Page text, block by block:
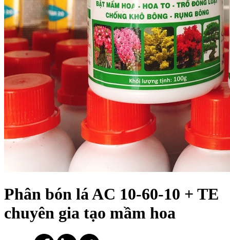
Phân bón lá AC 10-60-10 + TE
chuyên gia tạo mầm hoa